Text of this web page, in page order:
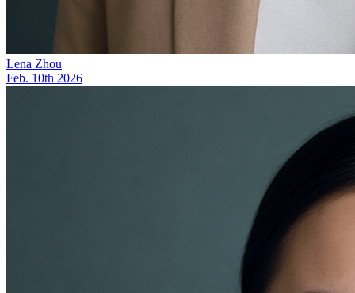
Lena Zhou
Feb. 10th 2026